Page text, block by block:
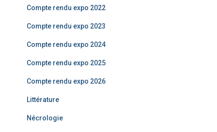
Compte rendu expo 2022
Compte rendu expo 2023
Compte rendu expo 2024
Compte rendu expo 2025
Compte rendu expo 2026
Littérature
Nécrologie